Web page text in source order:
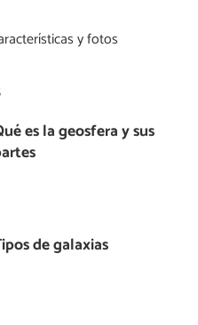
y fotos
es la geosfera y sus
de galaxias